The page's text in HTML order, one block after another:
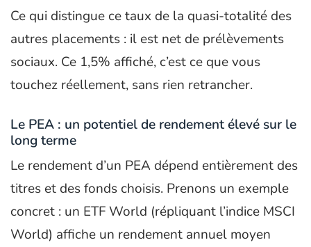
Ce qui distingue ce taux de la quasi-totalité des
autres placements : il est net de prélèvements
sociaux. Ce 1,5% affiché, c’est ce que vous
touchez réellement, sans rien retrancher.
Le PEA : un potentiel de rendement élevé sur le
long terme
Le rendement d’un PEA dépend entièrement des
titres et des fonds choisis. Prenons un exemple
concret : un ETF World (répliquant l’indice MSCI
World) affiche un rendement annuel moyen